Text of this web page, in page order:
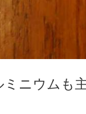
ミニウムも